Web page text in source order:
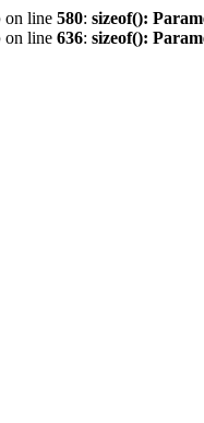
on line 580: sizeof():
on line 636: sizeof():